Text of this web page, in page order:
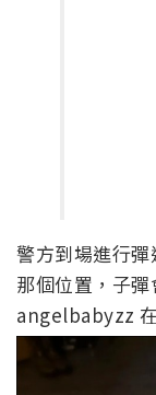
警方到場進行
那個位置，子
angelbabyzz